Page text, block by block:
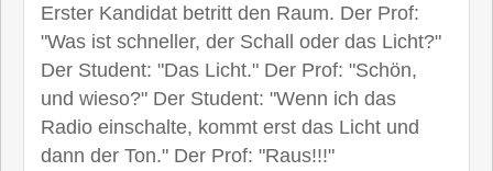
Erster Kandidat betritt den Raum. Der Prof:
"Was ist schneller, der Schall oder das Licht?"
Der Student: "Das Licht." Der Prof: "Schön,
und wieso?" Der Student: "Wenn ich das
Radio einschalte, kommt erst das Licht und
dann der Ton." Der Prof: "Raus!!!"